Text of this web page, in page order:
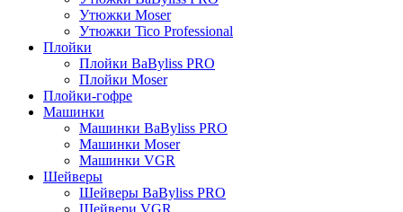
Утюжки Moser
Утюжки Tico Professional
Плойки
Плойки BaByliss PRO
Плойки Moser
Плойки-гофре
Машинки
Машинки BaByliss PRO
Машинки Moser
Машинки VGR
Шейверы
Шейверы BaByliss PRO
Шейвери VGR